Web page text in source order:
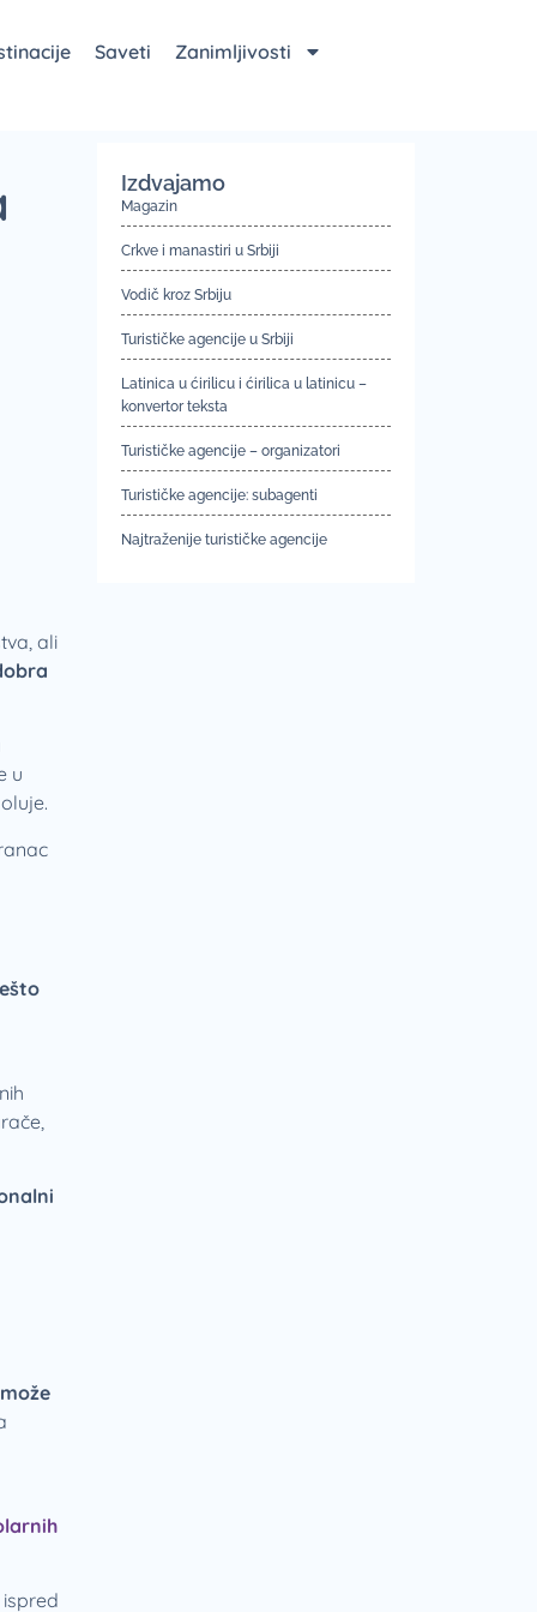
Saveti Zanimljivosti
ali
u
Izdvajamo
Magazin
Crkve i manastiri u Srbiji
Vodič kroz Srbiju
Turističke agencije u Srbiji
Latinica u ćirilicu i ćirilica u latinicu –
konvertor teksta
Turističke agencije – organizatori
Turističke agencije: subagenti
Najtraženije turističke agencije